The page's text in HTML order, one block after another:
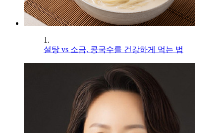
1.
설탕 vs 소금, 콩국수를 건강하게 먹는 법